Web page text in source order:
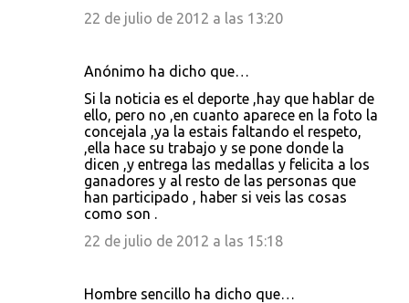
22 de julio de 2012 a las 13:20
Anónimo ha dicho que…
Si la noticia es el deporte ,hay que hablar de
ello, pero no ,en cuanto aparece en la foto la
concejala ,ya la estais faltando el respeto,
,ella hace su trabajo y se pone donde la
dicen ,y entrega las medallas y felicita a los
ganadores y al resto de las personas que
han participado , haber si veis las cosas
como son .
22 de julio de 2012 a las 15:18
Hombre sencillo ha dicho que…